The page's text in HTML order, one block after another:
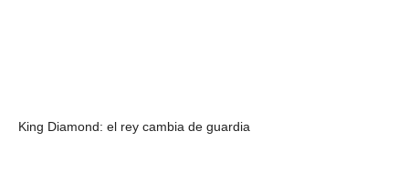
King Diamond: el rey cambia de guardia